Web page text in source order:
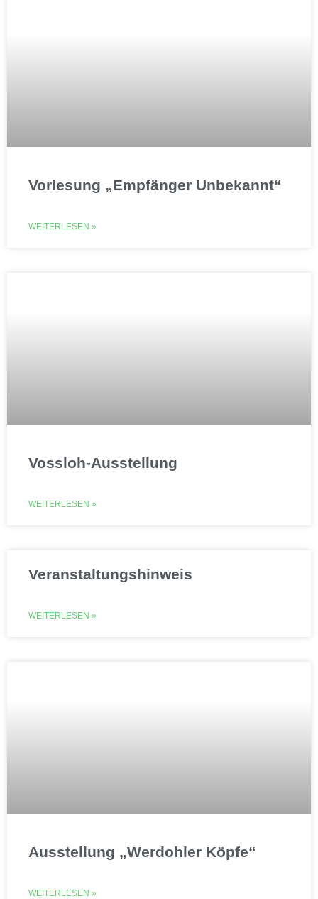
Vorlesung „Empfänger Unbekannt“
WEITERLESEN »
Vossloh-Ausstellung
WEITERLESEN »
Veranstaltungshinweis
WEITERLESEN »
Ausstellung „Werdohler Köpfe“
WEITERLESEN »